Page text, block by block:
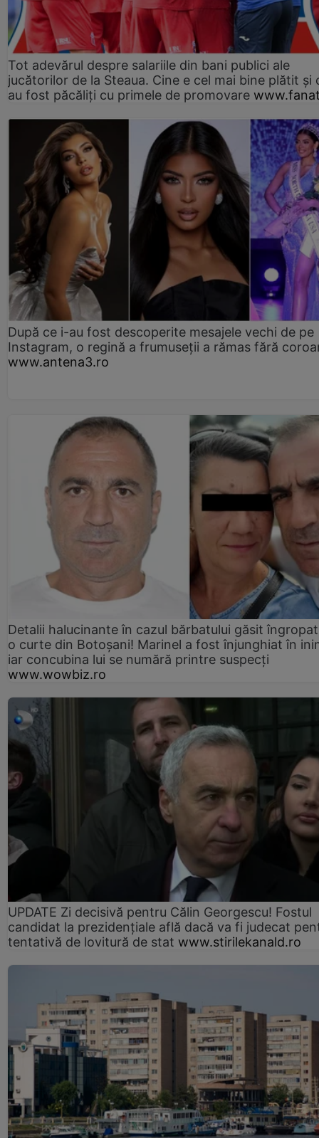
Tot adevărul despre salariile din bani publici ale
jucătorilor de la Steaua. Cine e cel mai bine plătit și
au fost păcăliți cu primele de promovare
După ce i-au fost descoperite mesajele vechi de pe
Instagram, o regină a frumuseții a rămas fără
www.antena3.ro
Detalii halucinante în cazul bărbatului găsit
o curte din Botoșani! Marinel a fost înjunghiat în
iar concubina lui se numără printre suspecți
www.wowbiz.ro
UPDATE Zi decisivă pentru Călin Georgescu! Fostul
candidat la prezidențiale află dacă va fi judecat
tentativă de lovitură de stat www.stirilekanald.ro